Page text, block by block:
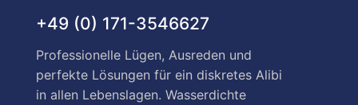
+49 (0) 171-3546627
Professionelle Lügen, Ausreden und
perfekte Lösungen für ein diskretes Alibi
in allen Lebenslagen. Wasserdichte